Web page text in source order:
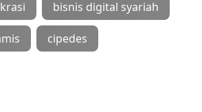
bisnis digital syariah
cipedes